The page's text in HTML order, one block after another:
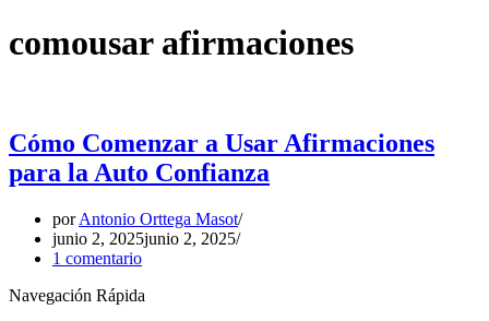
comousar afirmaciones
Cómo Comenzar a Usar Afirmaciones
para la Auto Confianza
porAntonio Orttega Masot
junio 2, 2025junio 2, 2025
1 comentario
Navegación Rápida